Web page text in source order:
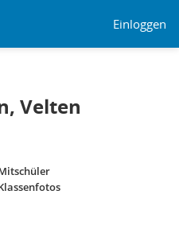
Einloggen
Velten